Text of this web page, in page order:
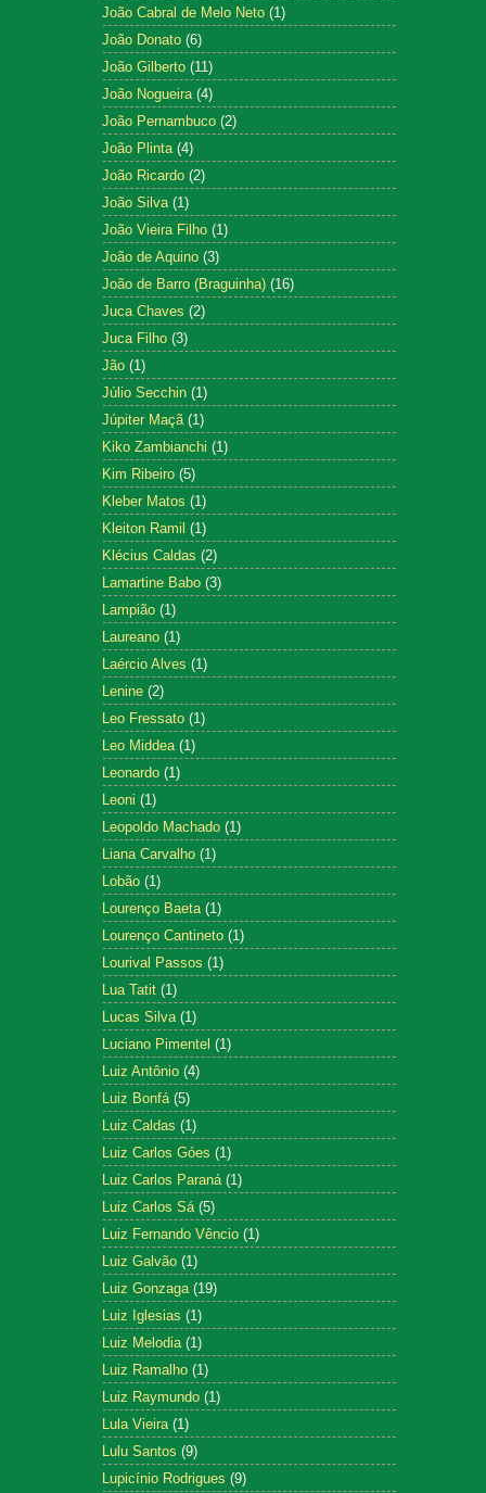
João Cabral de Melo Neto (1)
João Donato (6)
João Gilberto (11)
João Nogueira (4)
João Pernambuco (2)
João Plinta (4)
João Ricardo (2)
João Silva (1)
João Vieira Filho (1)
João de Aquino (3)
João de Barro (Braguinha) (16)
Juca Chaves (2)
Juca Filho (3)
Jão (1)
Júlio Secchin (1)
Júpiter Maçã (1)
Kiko Zambianchi (1)
Kim Ribeiro (5)
Kleber Matos (1)
Kleiton Ramil (1)
Klécius Caldas (2)
Lamartine Babo (3)
Lampião (1)
Laureano (1)
Laércio Alves (1)
Lenine (2)
Leo Fressato (1)
Leo Middea (1)
Leonardo (1)
Leoni (1)
Leopoldo Machado (1)
Liana Carvalho (1)
Lobão (1)
Lourenço Baeta (1)
Lourenço Cantineto (1)
Lourival Passos (1)
Lua Tatit (1)
Lucas Silva (1)
Luciano Pimentel (1)
Luiz Antônio (4)
Luiz Bonfá (5)
Luiz Caldas (1)
Luiz Carlos Góes (1)
Luiz Carlos Paraná (1)
Luiz Carlos Sá (5)
Luiz Fernando Vêncio (1)
Luiz Galvão (1)
Luiz Gonzaga (19)
Luiz Iglesias (1)
Luiz Melodia (1)
Luiz Ramalho (1)
Luiz Raymundo (1)
Lula Vieira (1)
Lulu Santos (9)
Lupicínio Rodrigues (9)